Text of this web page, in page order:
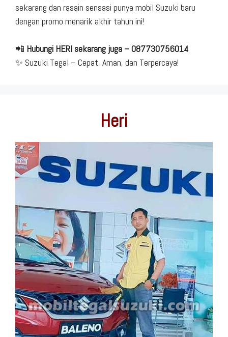
sekarang dan rasain sensasi punya mobil Suzuki baru
dengan promo menarik akhir tahun ini!
📲 Hubungi HERI sekarang juga – 087730756014
✨ Suzuki Tegal – Cepat, Aman, dan Terpercaya!
Heri